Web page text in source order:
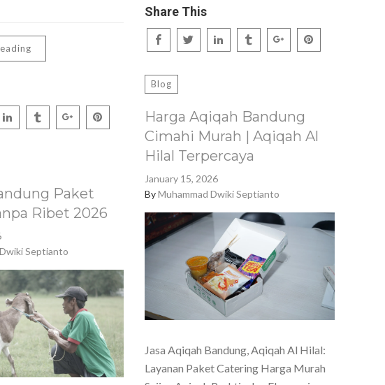
Share This
Blog
Harga Aqiqah Bandung
Cimahi Murah | Aqiqah Al
Hilal Terpercaya
January 15, 2026
ByMuhammad Dwiki Septianto
Jasa Aqiqah Bandung, Aqiqah Al Hilal:
Layanan Paket Catering Harga Murah
Paket
Ribet 2026
Septianto